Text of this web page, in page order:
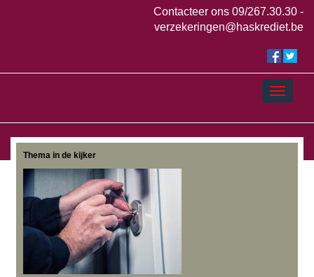
Contacteer ons 09/267.30.30 -
verzekeringen@haskrediet.be
Thema in de kijker